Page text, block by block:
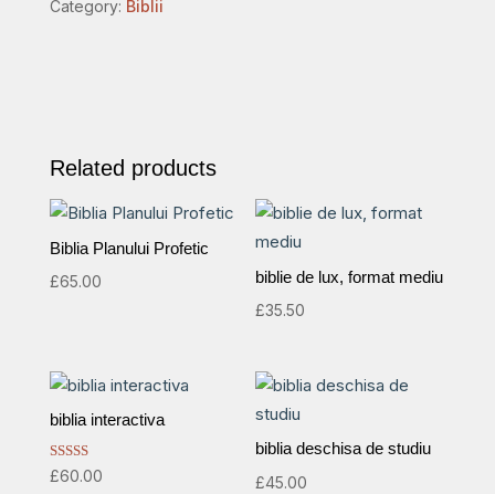
suferinţă
Category: Biblii
Related products
Biblia Planului Profetic
£65.00
biblie de lux, format mediu
£35.50
biblia interactiva
Rated
5.00
£60.00
biblia deschisa de studiu
£45.00